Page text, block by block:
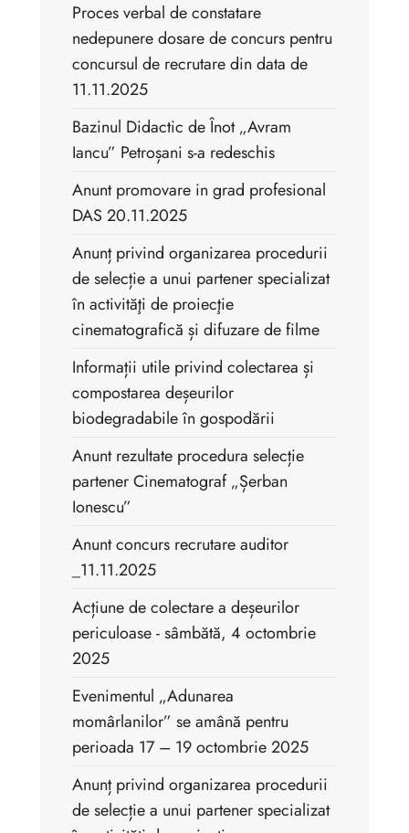
Proces verbal de constatare
nedepunere dosare de concurs pentru
concursul de recrutare din data de
11.11.2025
Bazinul Didactic de Înot „Avram
Iancu” Petroșani s-a redeschis
Anunt promovare in grad profesional
DAS 20.11.2025
Anunț privind organizarea procedurii
de selecție a unui partener specializat
în activităţi de proiecţie
cinematografică și difuzare de filme
Informații utile privind colectarea și
compostarea deșeurilor
biodegradabile în gospodării
Anunt rezultate procedura selecție
partener Cinematograf „Șerban
Ionescu”
Anunt concurs recrutare auditor
_11.11.2025
Acțiune de colectare a deșeurilor
periculoase - sâmbătă, 4 octombrie
2025
Evenimentul „Adunarea
momârlanilor” se amână pentru
perioada 17 – 19 octombrie 2025
Anunț privind organizarea procedurii
de selecție a unui partener specializat